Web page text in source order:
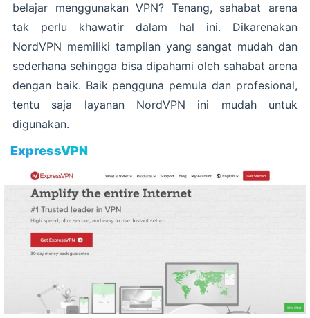
belajar menggunakan VPN? Tenang, sahabat arena
tak perlu khawatir dalam hal ini. Dikarenakan
NordVPN memiliki tampilan yang sangat mudah dan
sederhana sehingga bisa dipahami oleh sahabat arena
dengan baik. Baik pengguna pemula dan profesional,
tentu saja layanan NordVPN ini mudah untuk
digunakan.
ExpressVPN